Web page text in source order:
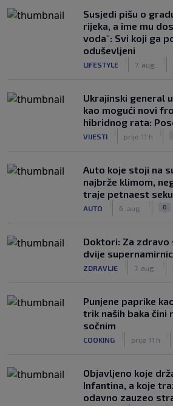
Susjedi pišu o
rijeka, a ime mu
voda": Svi koji ga
oduševljeni
LIFESTYLE 7. aug.
Ukrajinski general
kao mogući novi
hibridnog rata:
VIJESTI prije 11 h
Auto koje stoji na
najbrže klimom,
traje petnaest
AUTO 6. aug. 0
Doktori: Za
dvije
ZDRAVLJE 7. aug.
Punjene paprike
trik naših baka čini
sočnim
COOKING prije 11 h
Objavljeno koje
Infantina, a koje
odavno zauzeo